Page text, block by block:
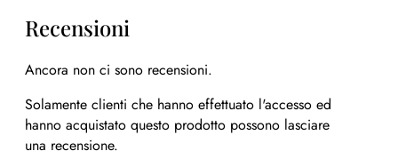
Recensioni
Ancora non ci sono recensioni.
Solamente clienti che hanno effettuato l'accesso ed
hanno acquistato questo prodotto possono lasciare
una recensione.